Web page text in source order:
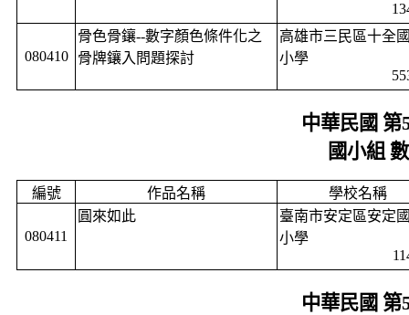
080410
骨色骨鑲--數字顏色條件化之
骨牌鑲入問題探討
高雄市三民區十全
小學
中華民國 第
國小組
編號 作品名稱 學校名稱
080411
圓來如此
臺南市安定區安定
小學
中華民國 第